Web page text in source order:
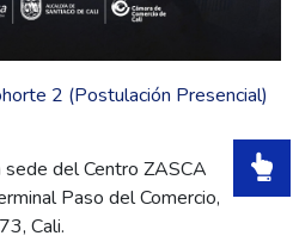
2 (Postulación Presencial)
del Centro ZASCA
Paso del Comercio,
Cali.